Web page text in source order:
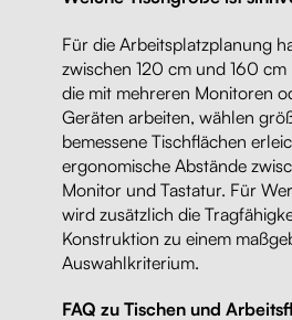
Für die Arbeitsplatzplanung
zwischen 120 cm und 160
die mit mehreren Monitoren
Geräten arbeiten, wählen
bemessene Tischflächen
ergonomische Abstände
Monitor und Tastatur. Für
wird zusätzlich die
Konstruktion zu einem
Auswahlkriterium.
FAQ zu Tischen und